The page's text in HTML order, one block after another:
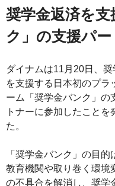
奨学金返済を
ク」の支援パ
ダイナムは11月20日、奨
を支援する日本初のプラ
ーム「奨学金バンク」の
トナーに参加したことを
た。
「奨学金バンク」の目的
教育機関や取り巻く環境
の不具合を解消し、奨学